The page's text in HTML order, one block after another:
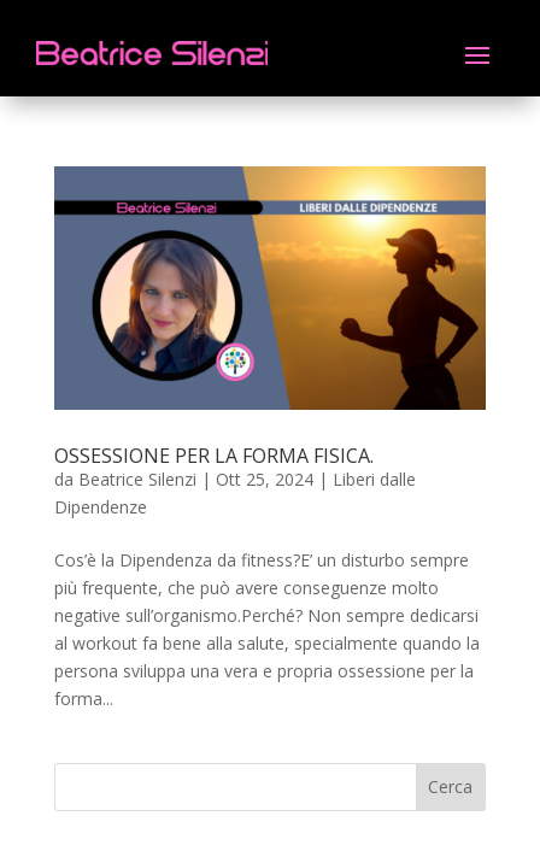
OSSESSIONE PER LA FORMA FISICA.
da Beatrice Silenzi | Ott 25, 2024| Liberi dalle
Dipendenze
Cos’è la Dipendenza da fitness?E’ un disturbo sempre
più frequente, che può avere conseguenze molto
negative sull’organismo.Perché? Non sempre dedicarsi
al workout fa bene alla salute, specialmente quando la
persona sviluppa una vera e propria ossessione per la
forma...